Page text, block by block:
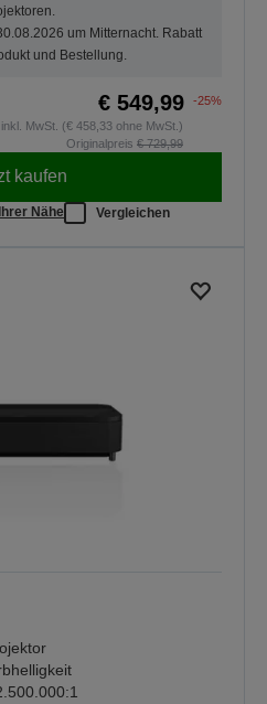
um Mitternacht. Rabatt
und Bestellung.
€ 549,99
-25%
inkl. MwSt. (€ 458,33 ohne MwSt.)
Originalpreis € 729,99
kaufen
Nähe Vergleichen